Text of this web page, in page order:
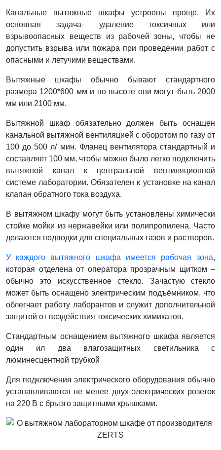
Канальные вытяжные шкафы устроены проще. Их
основная задача- удаление токсичных или
взрывоопасных веществ из рабочей зоны, чтобы не
допустить взрыва или пожара при проведении работ с
опасными и летучими веществами.
Вытяжные шкафы обычно бывают стандартного
размера 1200*600 мм и по высоте они могут быть 2000
мм или 2100 мм.
Вытяжной шкаф обязательно должен быть оснащен
канальной вытяжной вентиляцией с оборотом по газу от
100 до 500 л/ мин. Фланец вентилятора стандартный и
составляет 100 мм, чтобы можно было легко подключить
вытяжной канал к центральной вентиляционной
системе лаборатории. Обязателен к установке на канал
клапан обратного тока воздуха.
В вытяжном шкафу могут быть установлены химически
стойке мойки из нержавейки или полипропилена. Часто
делаются подводки для специальных газов и растворов.
У каждого вытяжного шкафа имеется рабочая зона,
которая отделена от оператора прозрачным щитком –
обычно это искусственное стекло. Зачастую стекло
может быть оснащено электрическим подъёмником, что
облегчает работу лаборантов и служит дополнительной
защитой от воздействия токсических химикатов.
Стандартным оснащением вытяжного шкафа является
один ил два влагозащитных светильника с
люминесцентной трубкой
Для подключения электрического оборудования обычно
устанавливаются не менее двух электрических розеток
на 220 В с брызго защитными крышками.